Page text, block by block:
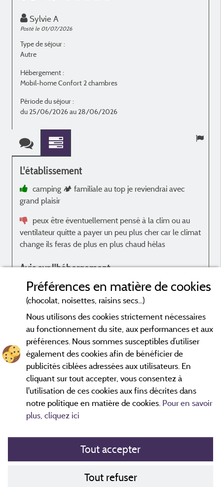
Sylvie A
Posté le 01/07/2026
Type de séjour :
Autre
Hébergement :
Mobil-home Confort 2 chambres
Période du séjour :
du 25/06/2026 au 28/06/2026
L'établissement
camping 🏕️ familiale au top je reviendrai avec
grand plaisir
peux être éventuellement pensé à la clim ou au
ventilateur quitte a payer un peu plus cher car le climat
change ils feras de plus en plus chaud hélas
Avis sur l'hébergement
tout y est vraiment au top peux être un tapis de
bain pour la sortie de douche ou alors je n'es pas vu si
Avis datés de moins de 3 ans et soumis à un contrôle.
Politique de cookies
Préférences en matière de cookies
(chocolat, noisettes, raisins secs...)
Nous utilisons des cookies strictement nécessaires
au fonctionnement du site, aux performances et aux
préférences. Nous sommes susceptibles d’utiliser
également des cookies afin de bénéficier de
publicités ciblées adressées aux utilisateurs. En
cliquant sur tout accepter, vous consentez à
l'utilisation de ces cookies aux fins décrites dans
notre politique en matière de cookies. Pour en savoir
plus, cliquez ici
Tout accepter
Tout refuser